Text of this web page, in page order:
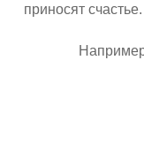
приносят счастье.